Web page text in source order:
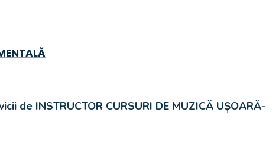
de INSTRUCTOR CURSURI DE MUZICĂ UȘOARĂ-